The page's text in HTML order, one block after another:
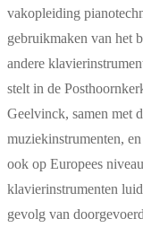
vakopleiding
gebruikmaken van het
andere
stelt in de
Geelvinck, samen met
muziekinstrumenten,
ook op Europees
klavierinstrumenten
gevolg van